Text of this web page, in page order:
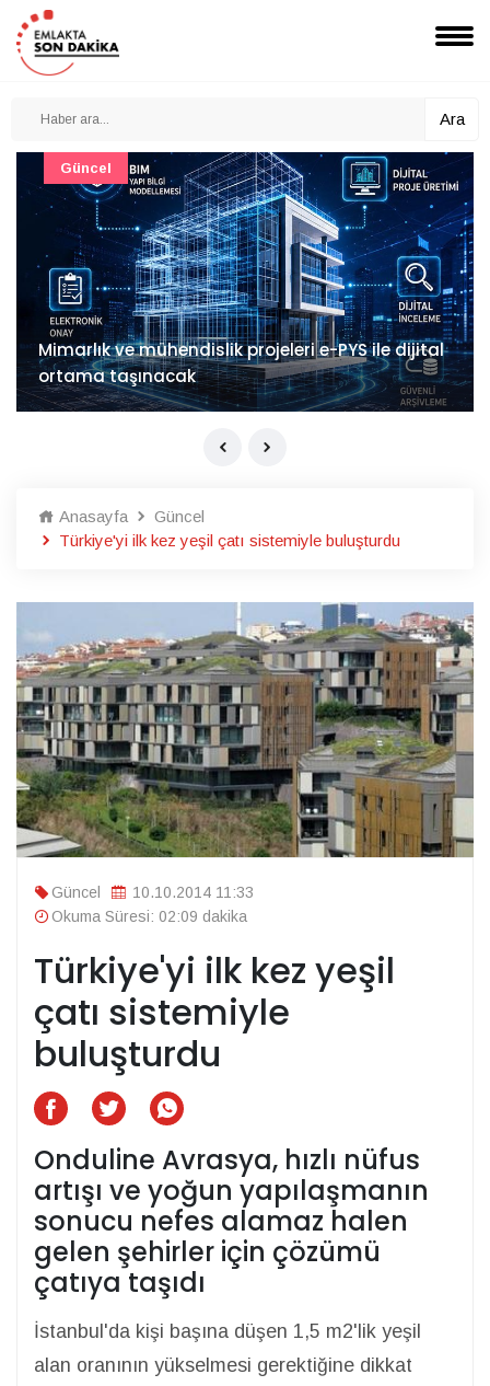
Ara
Mimarlık ve mühendislik projeleri e-PYS ile dijital
ortama taşınacak
Güncel
Anasayfa
Güncel
Türkiye'yi ilk kez yeşil çatı sistemiyle buluşturdu
Güncel
10.10.2014 11:33
Okuma Süresi: 02:09 dakika
Türkiye'yi ilk kez yeşil
çatı sistemiyle
buluşturdu
Onduline Avrasya, hızlı nüfus
artışı ve yoğun yapılaşmanın
sonucu nefes alamaz halen
gelen şehirler için çözümü
çatıya taşıdı
İstanbul'da kişi başına düşen 1,5 m2'lik yeşil
alan oranının yükselmesi gerektiğine dikkat